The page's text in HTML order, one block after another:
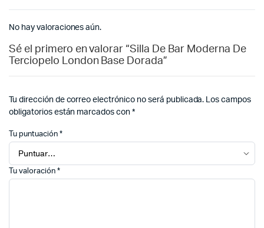
No hay valoraciones aún.
Sé el primero en valorar “Silla De Bar Moderna De
Terciopelo London Base Dorada”
Tu dirección de correo electrónico no será publicada. Los campos
obligatorios están marcados con*
Tu puntuación *
Tu valoración *